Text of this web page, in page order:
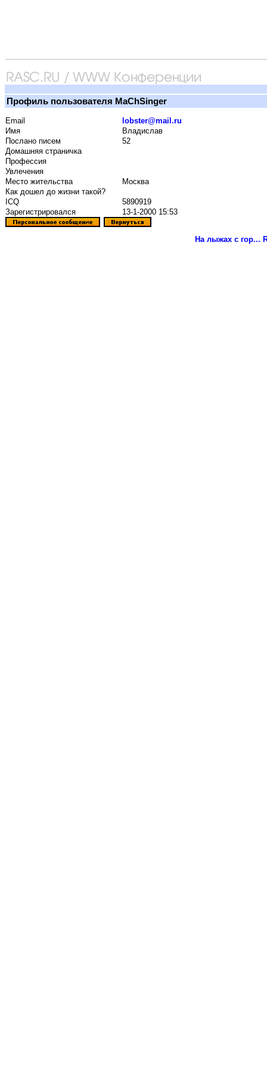
Профиль пользователя MaChSinger
Email
lobster@mail.ru
Имя
Владислав
Послано писем
52
Домашняя страничка
Профессия
Увлечения
Место жительства
Москва
Как дошел до жизни такой?
ICQ
5890919
Зарегистрировался
13-1-2000 15:53
На лыжах с гор...